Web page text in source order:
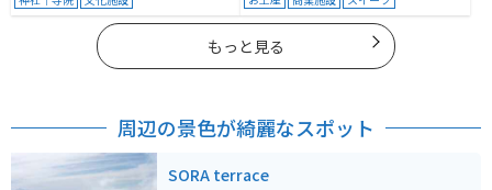
もっと見る
周辺の景色が綺麗なスポット
SORA terrace